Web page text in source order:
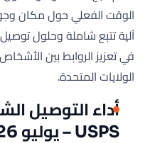
الوقت الفعلي حول مكان
في تعزيز الروابط بين
الولايات المتحدة.
أداء التوصيل
USPS – يوليو 2026